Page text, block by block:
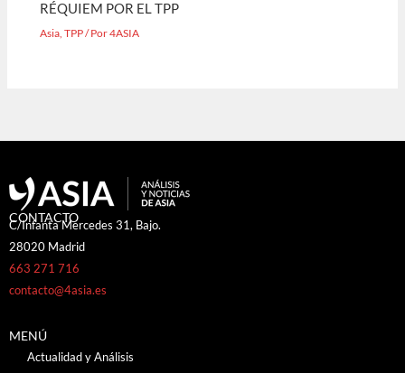
RÉQUIEM POR EL TPP
Asia,TPP/ Por4ASIA
CONTACTO
C/Infanta Mercedes 31, Bajo.
28020 Madrid
663 271 716
contacto@4asia.es
MENÚ
Actualidad y Análisis